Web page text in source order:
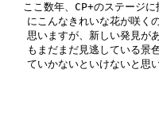
ここ数年、CP+のステージ
にこんなきれいな花が咲く
思いますが、新しい発見が
もまだまだ見逃している景